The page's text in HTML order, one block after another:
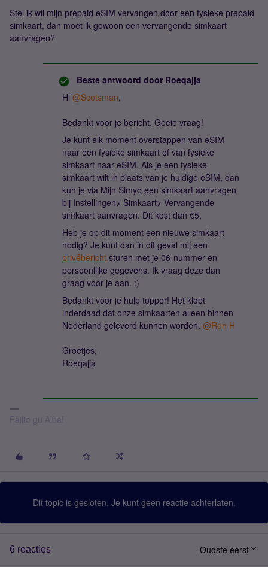
Stel ik wil mijn prepaid eSIM vervangen door een fysieke prepaid
simkaart, dan moet ik gewoon een vervangende simkaart
aanvragen?
Beste antwoord door Roeqajja
Hi @Scotsman,
Bedankt voor je bericht. Goeie vraag!
Je kunt elk moment overstappen van eSIM
naar een fysieke simkaart of van fysieke
simkaart naar eSIM. Als je een fysieke
simkaart wilt in plaats van je huidige eSIM, dan
kun je via Mijn Simyo een simkaart aanvragen
bij Instellingen> Simkaart> Vervangende
simkaart aanvragen. Dit kost dan €5.
Heb je op dit moment een nieuwe simkaart
nodig? Je kunt dan in dit geval mij een
privébericht sturen met je 06-nummer en
persoonlijke gegevens. Ik vraag deze dan
graag voor je aan. :)
Bedankt voor je hulp topper! Het klopt
inderdaad dat onze simkaarten alleen binnen
Nederland geleverd kunnen worden. @Ron H
Groetjes,
Roeqajja
Fàilte gu Alba!
Dit topic is gesloten. Je kunt geen reactie achterlaten.
6 reacties Oudste eerst